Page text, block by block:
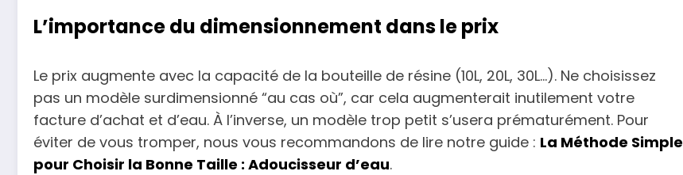
L’importance du dimensionnement dans le prix
Le prix augmente avec la capacité de la bouteille de résine (10L, 20L, 30L…). Ne choisissez
pas un modèle surdimensionné “au cas où”, car cela augmenterait inutilement votre
facture d’achat et d’eau. À l’inverse, un modèle trop petit s’usera prématurément. Pour
éviter de vous tromper, nous vous recommandons de lire notre guide : La Méthode Simple
pour Choisir la Bonne Taille : Adoucisseur d’eau.